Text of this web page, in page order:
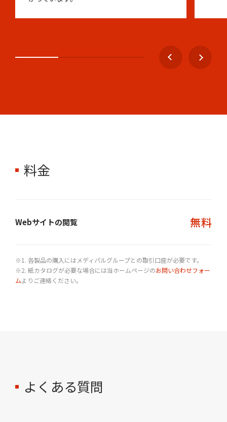
料金
Webサイトの閲覧 無料
※1. 各製品の購入にはメディパルグループとの取引口座が必要です。
※2. 紙カタログが必要な場合には当ホームページのお問い合わせフォー
ムよりご連絡ください。
よくある質問